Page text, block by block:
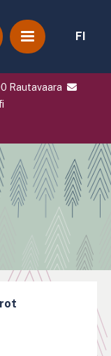
FI
Rautavaara